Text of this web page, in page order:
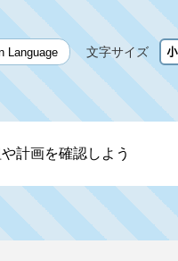
Language 文字サイズ
計画を確認しよう